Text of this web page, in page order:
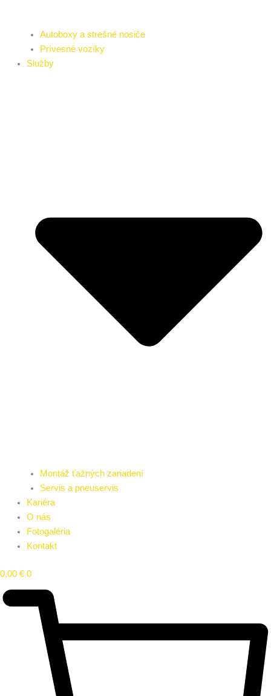
Autoboxy a strešné nosiče
Prívesné vozíky
Služby
Montáž ťažných zariadení
Servis a pneuservis
Kariéra
O nás
Fotogaléria
Kontakt
0,00 € 0